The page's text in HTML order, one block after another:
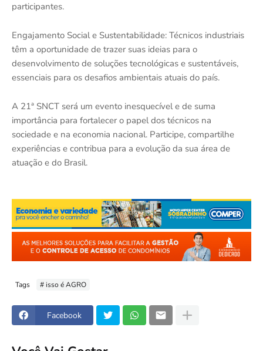
participantes.
Engajamento Social e Sustentabilidade: Técnicos industriais
têm a oportunidade de trazer suas ideias para o
desenvolvimento de soluções tecnológicas e sustentáveis,
essenciais para os desafios ambientais atuais do país.
A 21ª SNCT será um evento inesquecível e de suma
importância para fortalecer o papel dos técnicos na
sociedade e na economia nacional. Participe, compartilhe
experiências e contribua para a evolução da sua área de
atuação e do Brasil.
Tags # isso é AGRO
Facebook